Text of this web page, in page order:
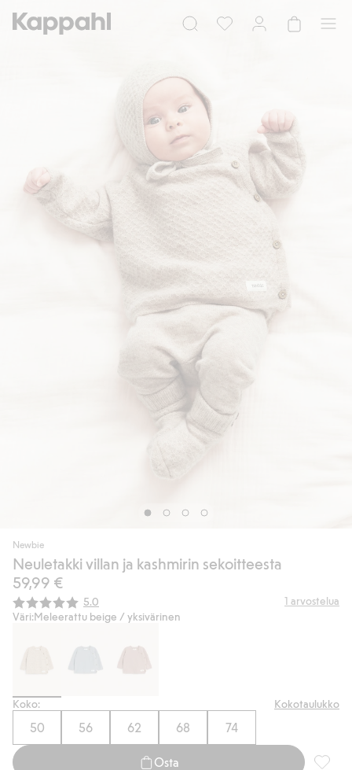
Newbie
Neuletakki villan ja kashmirin sekoitteesta
59,99 €
Keskimääräinen luokitus:
5.0 1 arvostelua
Väri:Meleerattu beige / yksivärinen
Koko: Kokotaulukko
50 56 62 68 74
Osta